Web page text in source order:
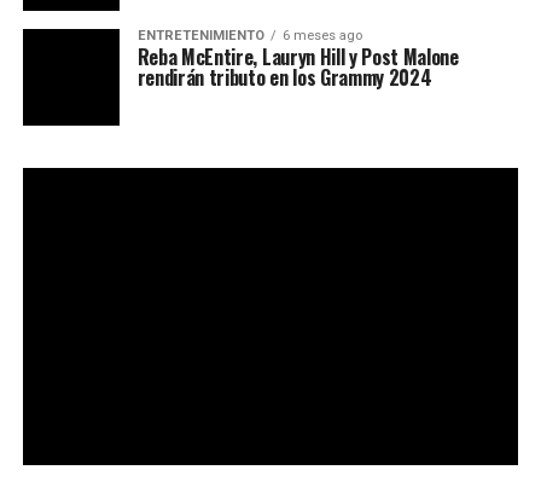
ENTRETENIMIENTO 6 meses ago
Reba McEntire, Lauryn Hill y Post Malone
rendirán tributo en los Grammy 2024